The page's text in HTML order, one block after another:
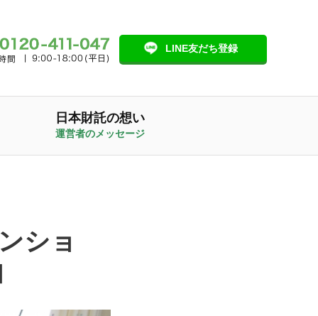
LINE友だち登録
日本財託の想い
運営者のメッセージ
ショ